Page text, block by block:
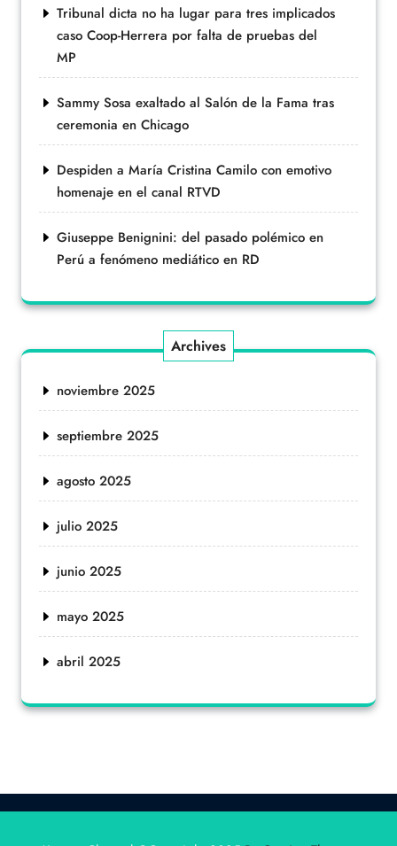
Tribunal dicta no ha lugar para tres implicados
caso Coop-Herrera por falta de pruebas del
MP
Sammy Sosa exaltado al Salón de la Fama tras
ceremonia en Chicago
Despiden a María Cristina Camilo con emotivo
homenaje en el canal RTVD
Giuseppe Benignini: del pasado polémico en
Perú a fenómeno mediático en RD
Archives
noviembre 2025
septiembre 2025
agosto 2025
julio 2025
junio 2025
mayo 2025
abril 2025